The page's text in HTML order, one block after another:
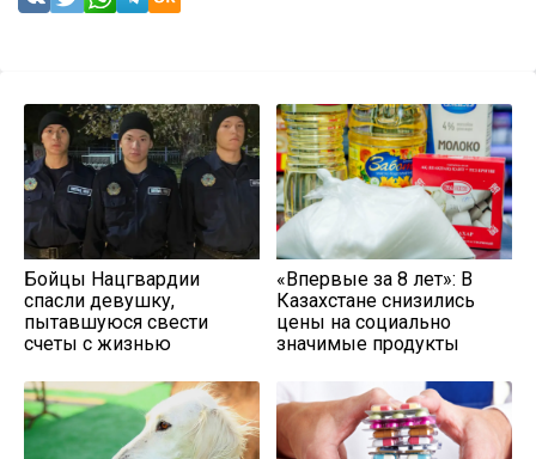
Бойцы Нацгвардии
спасли девушку,
пытавшуюся свести
счеты с жизнью
«Впервые за 8 лет»: В
Казахстане снизились
цены на социально
значимые продукты